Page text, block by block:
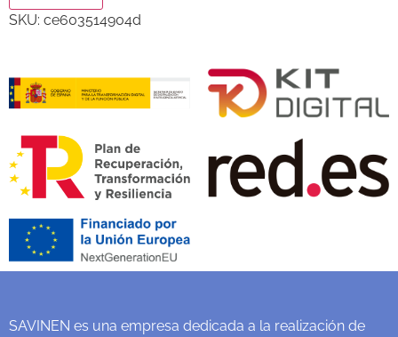
SKU: ce603514904d
SAVINEN es una empresa dedicada a la realización de